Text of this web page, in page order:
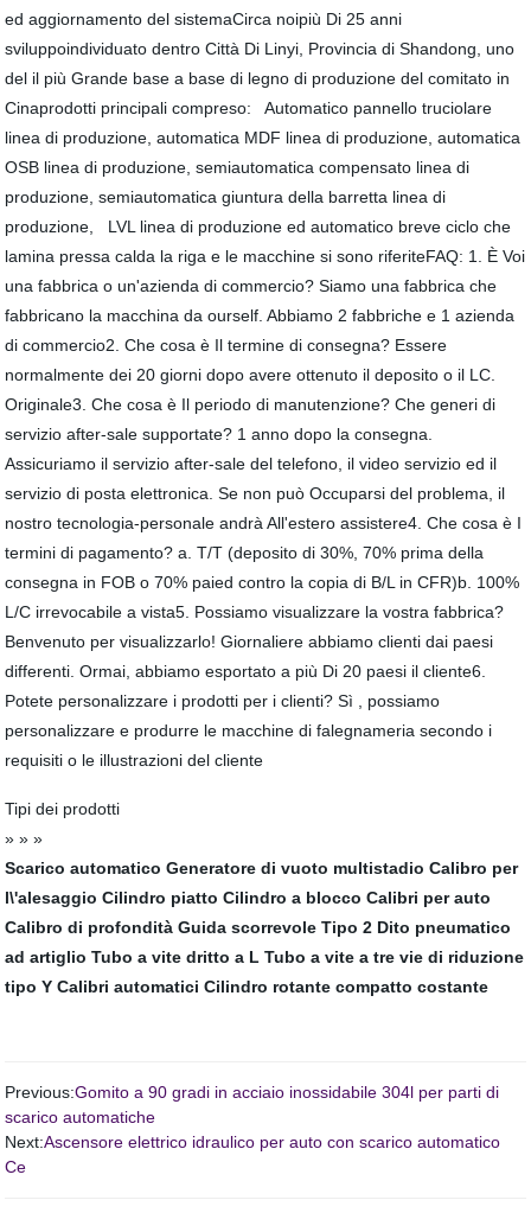
ed aggiornamento del sistemaCirca noipiù Di 25 anni
sviluppoindividuato dentro Città Di Linyi, Provincia di Shandong, uno
del il più Grande base a base di legno di produzione del comitato in
Cinaprodotti principali compreso: Automatico pannello truciolare
linea di produzione, automatica MDF linea di produzione, automatica
OSB linea di produzione, semiautomatica compensato linea di
produzione, semiautomatica giuntura della barretta linea di
produzione, LVL linea di produzione ed automatico breve ciclo che
lamina pressa calda la riga e le macchine si sono riferiteFAQ: 1. È Voi
una fabbrica o un'azienda di commercio? Siamo una fabbrica che
fabbricano la macchina da ourself. Abbiamo 2 fabbriche e 1 azienda
di commercio2. Che cosa è Il termine di consegna? Essere
normalmente dei 20 giorni dopo avere ottenuto il deposito o il LC.
Originale3. Che cosa è Il periodo di manutenzione? Che generi di
servizio after-sale supportate? 1 anno dopo la consegna.
Assicuriamo il servizio after-sale del telefono, il video servizio ed il
servizio di posta elettronica. Se non può Occuparsi del problema, il
nostro tecnologia-personale andrà All'estero assistere4. Che cosa è I
termini di pagamento? a. T/T (deposito di 30%, 70% prima della
consegna in FOB o 70% paied contro la copia di B/L in CFR)b. 100%
L/C irrevocabile a vista5. Possiamo visualizzare la vostra fabbrica?
Benvenuto per visualizzarlo! Giornaliere abbiamo clienti dai paesi
differenti. Ormai, abbiamo esportato a più Di 20 paesi il cliente6.
Potete personalizzare i prodotti per i clienti? Sì , possiamo
personalizzare e produrre le macchine di falegnameria secondo i
requisiti o le illustrazioni del cliente
Tipi dei prodotti
» » »
Scarico automatico Generatore di vuoto multistadio Calibro per
l\'alesaggio Cilindro piatto Cilindro a blocco Calibri per auto
Calibro di profondità Guida scorrevole Tipo 2 Dito pneumatico
ad artiglio Tubo a vite dritto a L Tubo a vite a tre vie di riduzione
tipo Y Calibri automatici Cilindro rotante compatto costante
Previous:Gomito a 90 gradi in acciaio inossidabile 304l per parti di
scarico automatiche
Next:Ascensore elettrico idraulico per auto con scarico automatico
Ce